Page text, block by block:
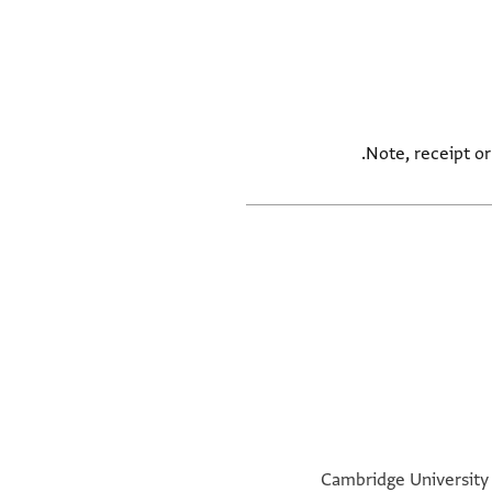
Note, receipt
Cambridge